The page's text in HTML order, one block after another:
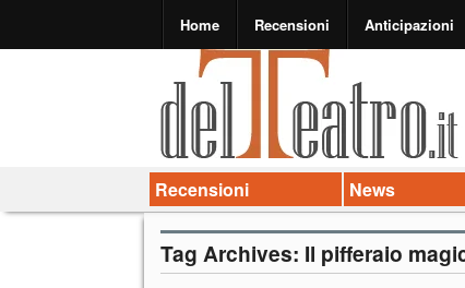
Home Recensioni Anticipazioni
Recensioni News
Tag Archives: Il pifferaio